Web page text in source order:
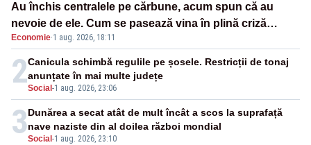
Au închis centralele pe cărbune, acum spun că au
nevoie de ele. Cum se pasează vina în plină criză
energetică
Economie·1 aug. 2026, 18:11
2Social -1 aug. 2026, 23:06
Canicula schimbă regulile pe șosele. Restricții de tonaj
anunțate în mai multe județe
3Social -1 aug. 2026, 23:10
Dunărea a secat atât de mult încât a scos la suprafață
nave naziste din al doilea război mondial